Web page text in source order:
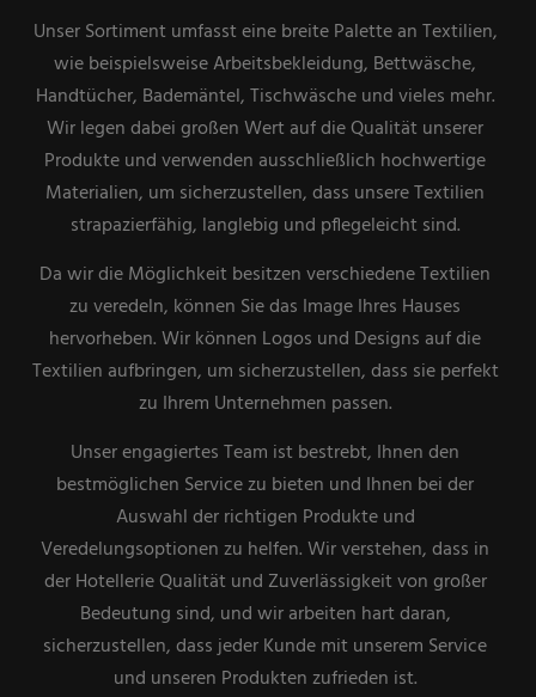
Unser Sortiment umfasst eine breite Palette an Textilien,
wie beispielsweise Arbeitsbekleidung, Bettwäsche,
Handtücher, Bademäntel, Tischwäsche und vieles mehr.
Wir legen dabei großen Wert auf die Qualität unserer
Produkte und verwenden ausschließlich hochwertige
Materialien, um sicherzustellen, dass unsere Textilien
strapazierfähig, langlebig und pflegeleicht sind.
Da wir die Möglichkeit besitzen verschiedene Textilien
zu veredeln, können Sie das Image Ihres Hauses
hervorheben. Wir können Logos und Designs auf die
Textilien aufbringen, um sicherzustellen, dass sie perfekt
zu Ihrem Unternehmen passen.
Unser engagiertes Team ist bestrebt, Ihnen den
bestmöglichen Service zu bieten und Ihnen bei der
Auswahl der richtigen Produkte und
Veredelungsoptionen zu helfen. Wir verstehen, dass in
der Hotellerie Qualität und Zuverlässigkeit von großer
Bedeutung sind, und wir arbeiten hart daran,
sicherzustellen, dass jeder Kunde mit unserem Service
und unseren Produkten zufrieden ist.